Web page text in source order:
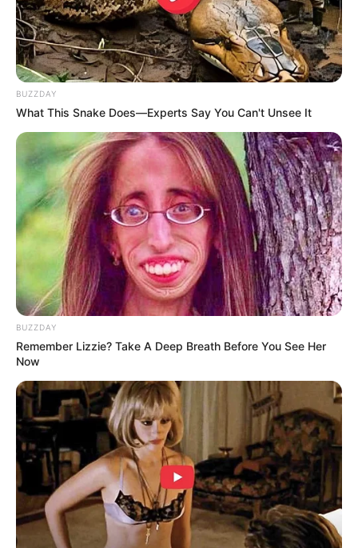
BUZZDAY
What This Snake Does—Experts Say You Can't Unsee It
BUZZDAY
Remember Lizzie? Take A Deep Breath Before You See Her
Now